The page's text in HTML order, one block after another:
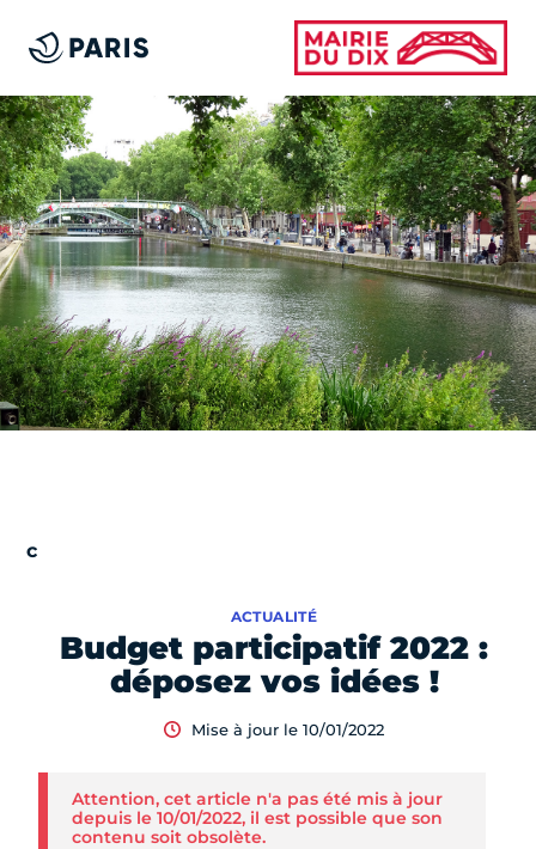
Budget participatif 2022 :
déposez vos idées !
ACTUALITÉ
Mise à jour le 10/01/2022
Attention, cet article n'a pas été mis à jour
depuis le 10/01/2022, il est possible que son
contenu soit obsolète.